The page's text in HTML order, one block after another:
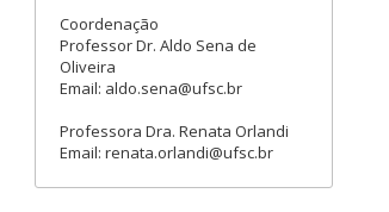
Coordenação
Professor Dr. Aldo Sena de
Oliveira
Email: aldo.sena@ufsc.br
Professora Dra. Renata Orlandi
Email: renata.orlandi@ufsc.br